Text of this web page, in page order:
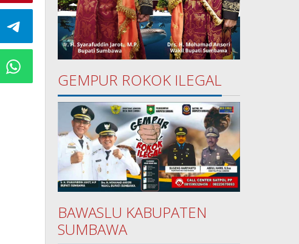
GEMPUR ROKOK ILEGAL
BAWASLU KABUPATEN
SUMBAWA